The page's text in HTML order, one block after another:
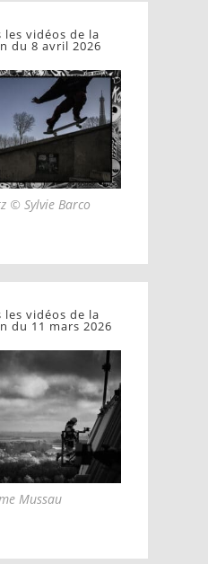
les vidéos de la
du 8 avril 2026
© Sylvie Barco
les vidéos de la
du 11 mars 2026
Mussau